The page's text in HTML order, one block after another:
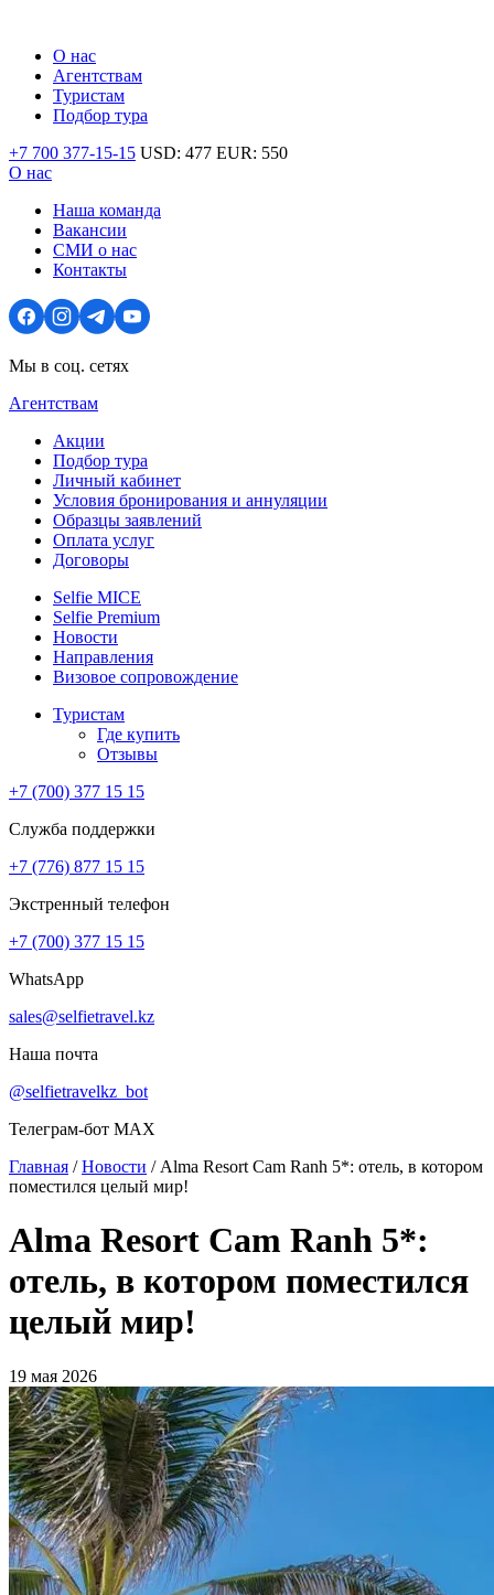
О нас
Агентствам
Туристам
Подбор тура
+7 700 377-15-15 USD: 477 EUR: 550
О нас
Наша команда
Вакансии
СМИ о нас
Контакты
Мы в соц. сетях
Агентствам
Акции
Подбор тура
Личный кабинет
Условия бронирования и аннуляции
Образцы заявлений
Оплата услуг
Договоры
Selfie MICE
Selfie Premium
Новости
Направления
Визовое сопровождение
Туристам
Где купить
Отзывы
+7 (700) 377 15 15
Служба поддержки
+7 (776) 877 15 15
Экстренный телефон
+7 (700) 377 15 15
WhatsApp
sales@selfietravel.kz
Наша почта
@selfietravelkz_bot
Телеграм-бот MAX
Главная /Новости / Alma Resort Cam Ranh 5*: отель, в котором
поместился целый мир!
Alma Resort Cam Ranh 5*:
отель, в котором поместился
целый мир!
19 мая 2026